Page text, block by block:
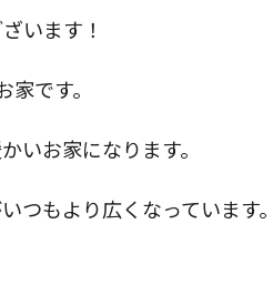
います！
です。
いお家になります。
つもより広くなっています。